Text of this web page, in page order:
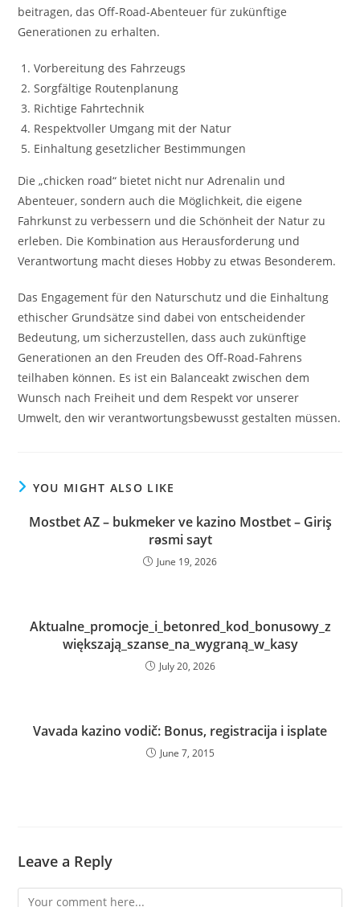
beitragen, das Off-Road-Abenteuer für zukünftige
Generationen zu erhalten.
Vorbereitung des Fahrzeugs
Sorgfältige Routenplanung
Richtige Fahrtechnik
Respektvoller Umgang mit der Natur
Einhaltung gesetzlicher Bestimmungen
Die „chicken road“ bietet nicht nur Adrenalin und
Abenteuer, sondern auch die Möglichkeit, die eigene
Fahrkunst zu verbessern und die Schönheit der Natur zu
erleben. Die Kombination aus Herausforderung und
Verantwortung macht dieses Hobby zu etwas Besonderem.
Das Engagement für den Naturschutz und die Einhaltung
ethischer Grundsätze sind dabei von entscheidender
Bedeutung, um sicherzustellen, dass auch zukünftige
Generationen an den Freuden des Off-Road-Fahrens
teilhaben können. Es ist ein Balanceakt zwischen dem
Wunsch nach Freiheit und dem Respekt vor unserer
Umwelt, den wir verantwortungsbewusst gestalten müssen.
YOU MIGHT ALSO LIKE
Mostbet AZ – bukmeker ve kazino Mostbet – Giriş
rəsmi sayt
June 19, 2026
Aktualne_promocje_i_betonred_kod_bonusowy_z
większają_szanse_na_wygraną_w_kasy
July 20, 2026
Vavada kazino vodič: Bonus, registracija i isplate
June 7, 2015
Leave a Reply
Comment